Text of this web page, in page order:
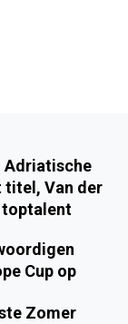
Adriatische
titel, Van der
toptalent
Cup op
Zomer